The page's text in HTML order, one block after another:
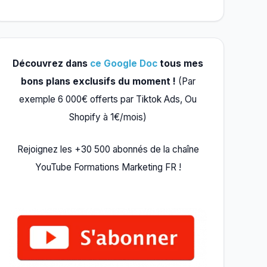
Découvrez dans ce Google Doc tous mes
bons plans exclusifs du moment ! (Par
exemple 6 000€ offerts par Tiktok Ads, Ou
Shopify à 1€/mois)
Rejoignez les +30 500 abonnés de la chaîne
YouTube Formations Marketing FR !